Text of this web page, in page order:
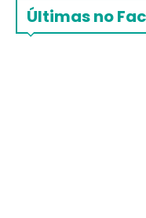
Últimas no